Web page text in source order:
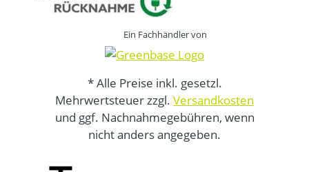
Ein Fachhändler von
* Alle Preise inkl. gesetzl.
Mehrwertsteuer zzgl. Versandkosten
und ggf. Nachnahmegebühren, wenn
nicht anders angegeben.